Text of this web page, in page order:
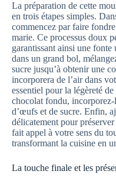
La préparation de cette
en trois étapes simples.
commencez par faire
marie. Ce processus doux
garantissant ainsi une
dans un grand bol,
sucre jusqu’à obtenir une
incorporera de l’air dans
essentiel pour la légèreté
chocolat fondu,
d’œufs et de sucre. Enfin,
délicatement pour
fait appel à votre sens du
transformant la cuisine en
La touche finale et les